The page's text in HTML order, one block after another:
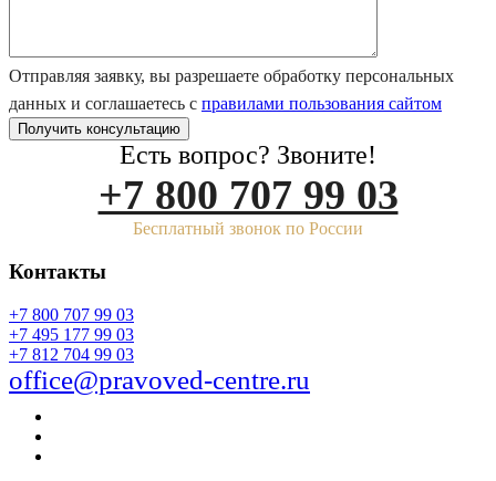
Отправляя заявку, вы разрешаете обработку персональных
данных и соглашаетесь с правилами пользования сайтом
Есть вопрос? Звоните!
+7 800 707 99 03
Бесплатный звонок по России
Контакты
+7 800 707 99 03
+7 495 177 99 03
+7 812 704 99 03
office@pravoved-centre.ru